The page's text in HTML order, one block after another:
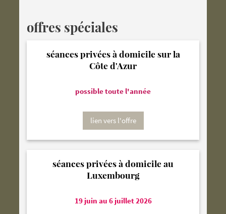
offres spéciales
séances privées à domicile sur la
Côte d'Azur
possible toute l'année
lien vers l'offre
séances privées à domicile au
Luxembourg
19 juin au 6 juillet 2026